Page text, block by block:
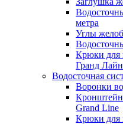
метра
Углы
Крюки для
Гранд Лайн
Водосточная
Воронки
Grand Line
Крюки для